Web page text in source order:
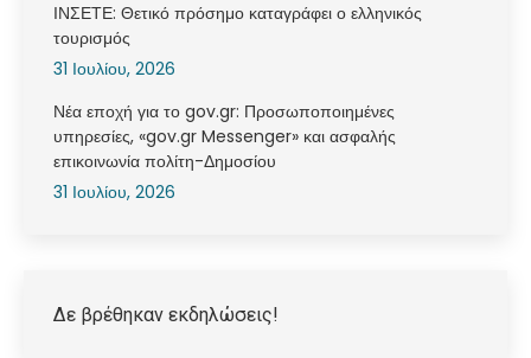
ΙΝΣΕΤΕ: Θετικό πρόσημο καταγράφει ο ελληνικός
τουρισμός
31 Ιουλίου, 2026
Νέα εποχή για το gov.gr: Προσωποποιημένες
υπηρεσίες, «gov.gr Messenger» και ασφαλής
επικοινωνία πολίτη-Δημοσίου
31 Ιουλίου, 2026
Δε βρέθηκαν εκδηλώσεις!